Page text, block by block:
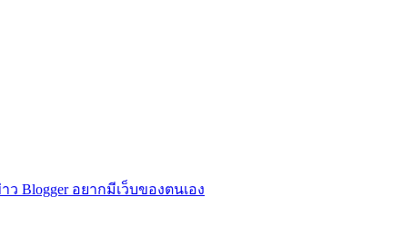
Blogger อยากมีเว็บของตนเอง